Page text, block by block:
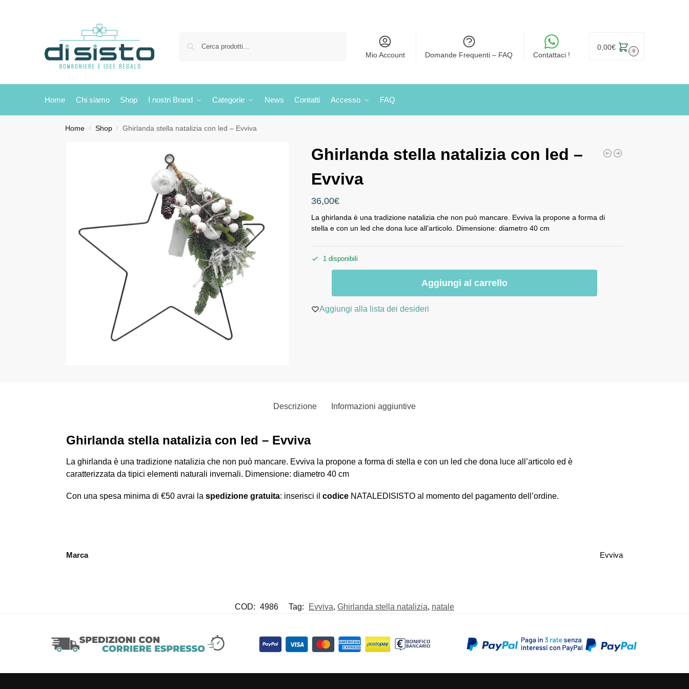
Mio Account Domande Frequenti – FAQ Contattaci !
0,00€ 0
Home Chi siamo Shop I nostri Brand Categorie News Contatti Accesso FAQ
Home / Shop / Ghirlanda stella natalizia con led – Evviva
Ghirlanda stella natalizia con led –
Evviva
36,00€
La ghirlanda è una tradizione natalizia che non può mancare. Evviva la propone a forma di
stella e con un led che dona luce all’articolo. Dimensione: diametro 40 cm
1 disponibili
Aggiungi al carrello
Aggiungi alla lista dei desideri
Descrizione Informazioni aggiuntive
Ghirlanda stella natalizia con led – Evviva
La ghirlanda è una tradizione natalizia che non può mancare. Evviva la propone a forma di stella e con un led che dona luce all’articolo ed è
caratterizzata da tipici elementi naturali invernali. Dimensione: diametro 40 cm
Con una spesa minima di €50 avrai la spedizione gratuita: inserisci il codiceNATALEDISISTO al momento del pagamento dell’ordine.
Marca Evviva
COD: 4986 Tag: Evviva, Ghirlanda stella natalizia, natale